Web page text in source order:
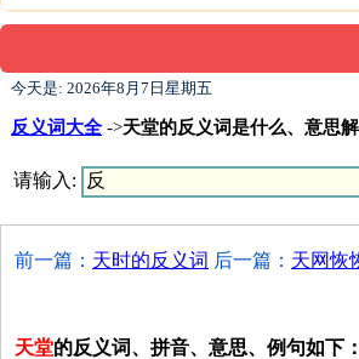
今天是: 2026年8月7日星期五
反义词大全 ->天堂的反义词是什么、意思
请输入:
前一篇： 天时的反义词 后一篇： 天网恢
天堂的反义词、拼音、意思、例句如下：